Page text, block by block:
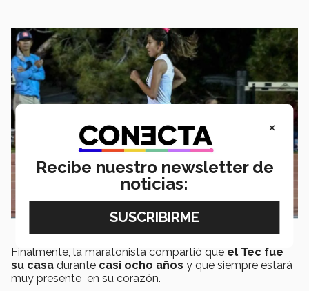
Finalmente, la maratonista compartió que el Tec fue
su casa durante casi ocho años y que siempre estará
muy presente en su corazón.
×
Recibe nuestro newsletter de
noticias: